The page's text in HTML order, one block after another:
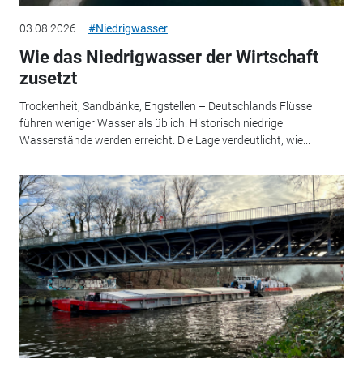
03.08.2026 #Niedrigwasser
Wie das Niedrigwasser der Wirtschaft
zusetzt
Trockenheit, Sandbänke, Engstellen – Deutschlands Flüsse
führen weniger Wasser als üblich. Historisch niedrige
Wasserstände werden erreicht. Die Lage verdeutlicht, wie...